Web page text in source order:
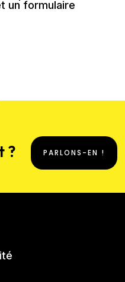
un formulaire
? PARLONS-EN !